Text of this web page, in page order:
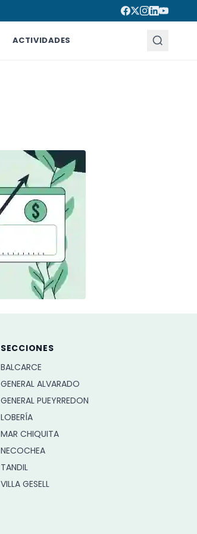
ACTIVIDADES
SECCIONES
BALCARCE
GENERAL ALVARADO
GENERAL PUEYRREDON
LOBERÍA
MAR CHIQUITA
NECOCHEA
TANDIL
VILLA GESELL